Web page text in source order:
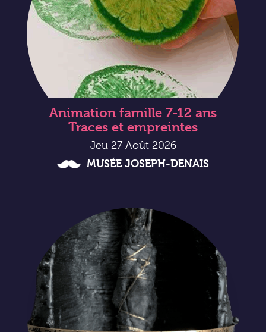
Animation famille 7-12 ans
Traces et empreintes
Jeu 27 Août 2026
MUSÉE JOSEPH-DENAIS